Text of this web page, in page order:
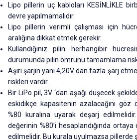
Lipo pillerin uç kabloları KESİNLİKLE
devre yapılmamalıdır.
Lipo pillerin verimli çalışması için
aralığına dikkat etmek gerekir.
Kullandığınız pilin herhangibir
durumunda pilin ömrünü tamamlama
Aşırı şarjın yani 4,20V dan fazla şarj
riskleri vardır.
Bir LiPo pil, 3V ‘dan aşağı düşecek
eskidikçe kapasitenin azalacağını göz
%80 kuralına uyarak deşarj
değerinin %80’i hesaplandığında
edilmelidir. Bu kurala uyulmazsa pillerde